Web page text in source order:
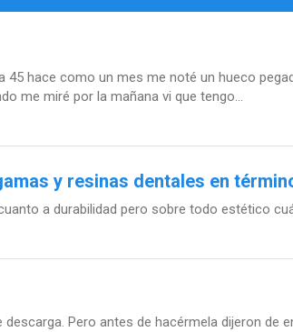
hace como un mes me noté un hueco
me miré por la mañana vi que tengo...
y resinas dentales en
a durabilidad pero sobre todo estético
Pero antes de hacérmela dijeron de